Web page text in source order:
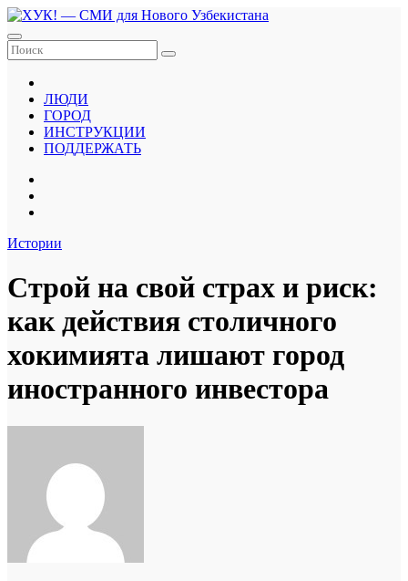
Перейти
к
содержанию
ЛЮДИ
ГОРОД
ИНСТРУКЦИИ
ПОДДЕРЖАТЬ
Истории
Строй на свой страх и риск:
как действия столичного
хокимията лишают город
иностранного инвестора